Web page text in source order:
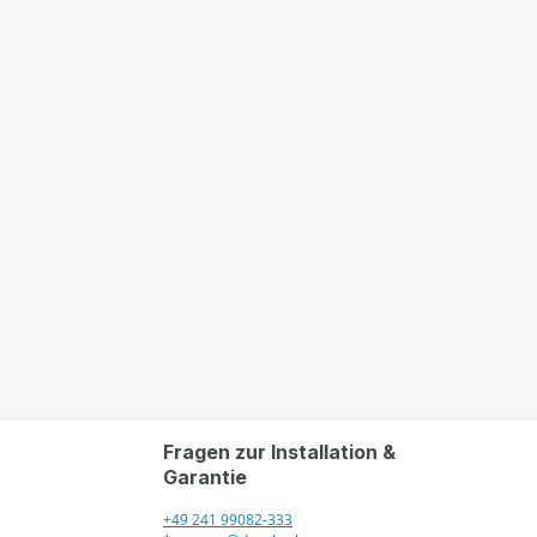
Fragen zur Installation &
Garantie
+49 241 99082-333